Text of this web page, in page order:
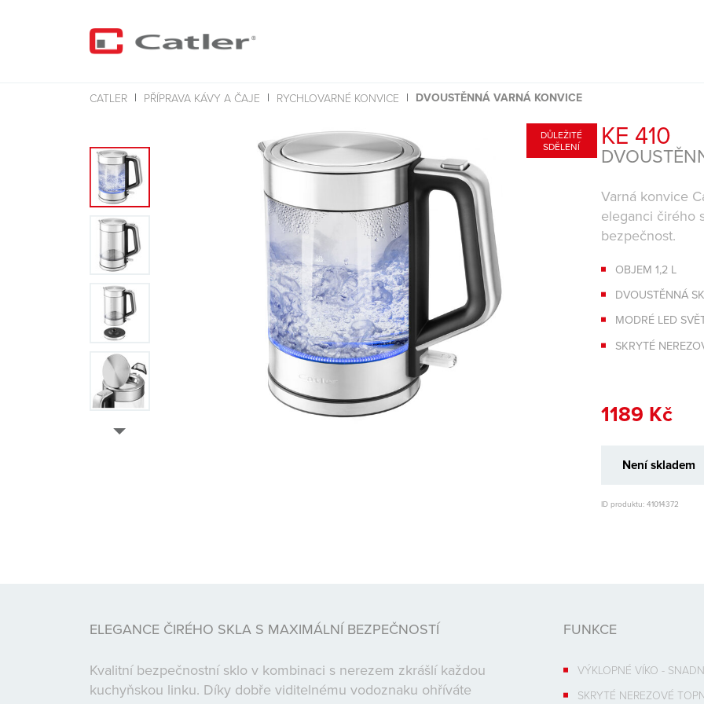
CATLER PŘÍPRAVA KÁVY A ČAJE RYCHLOVARNÉ KONVICE DVOUSTĚNNÁ VARNÁ KONVICE
DŮLEŽITÉ
SDĚLENÍ
KE 410
Varná konvice
eleganci čirého
bezpečnost.
OBJEM 1,2 L
DVOUSTĚNNÁ
MODRÉ LED
SKRYTÉ
1189 Kč
Není skladem
ID produktu: 41014372
ELEGANCE ČIRÉHO SKLA S MAXIMÁLNÍ BEZPEČNOSTÍ
Kvalitní bezpečnostní sklo v kombinaci s nerezem zkrášlí každou
kuchyňskou linku. Díky dobře viditelnému vodoznaku ohříváte
FUNKCE
VÝKLOPNÉ VÍKO -
SKRYTÉ NEREZOVÉ